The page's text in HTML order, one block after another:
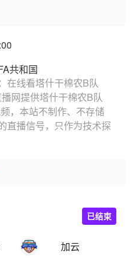
共和国
在线看塔什干棉农B队
网提供塔什干棉农B队
，本站不制作、不存储
直播信号，只作为技术探
加云
已结束